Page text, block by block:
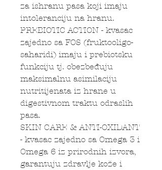
za ishranu pasa koji imaju
intoleranciju na hranu.
PREBIOTIC ACTION - kvasac
zajedno sa FOS (fruktooligo-
saharidi) imaju i prebiotsku
funkciju tj. obezbeđuju
maksimalnu asimilaciju
nutritijenata iz hrane u
digestivnom traktu odraslih
pasa.
SKIN CARE & ANTI-OXIDANT
- kvasac zajedno sa Omega 3 i
Omega 6 iz prirodnih izvora,
garantuju zdravlje kože i